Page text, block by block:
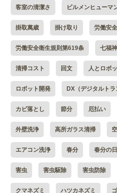
客室の清潔さ ビルメンヒューマ
掛取萬歳 掛け取り 労働安
労働安全衛生規則第619条 七福神
清掃コスト 回文 人とロボ
ロボット開発 DX（デジタルトラ
カビ落とし 節分 厄払い
外壁洗浄 高所ガラス清掃
エアコン洗浄 春分 春分の日
害虫 害虫駆除 害虫防除
クマネズミ ハツカネズミ